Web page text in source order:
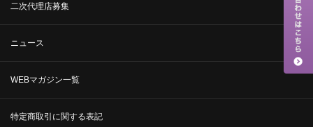
二次代理店募集
ニュース
WEBマガジン一覧
特定商取引に関する表記